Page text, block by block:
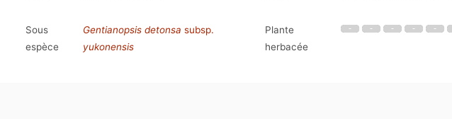
Sous
espèce
Gentianopsis detonsa subsp.
yukonensis
Plante
herbacée